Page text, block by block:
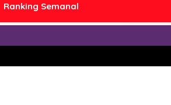
Ranking Semanal